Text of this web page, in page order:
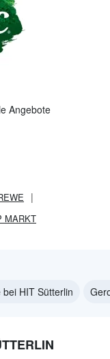
Angebote
MARKT
bei HIT Sütterlin